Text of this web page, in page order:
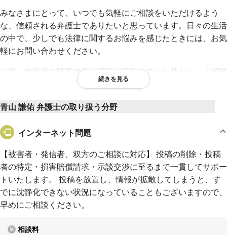
みなさまにとって、いつでも気軽にご相談をいただけるよう
な、信頼される弁護士でありたいと思っています。日々の生活
の中で、少しでも法律に関するお悩みを感じたときには、お気
軽にお問い合わせください。
以前、市役所の障害者福祉部門で勤務していた時から、「傾聴
と共感」を第一にお話をうかがうことをモットーとしておりま
との大切さを学びました。ご相談にいらした方のお話を聞くこ
とで、問題の核心を把握し、最適な解決策を見つけるために、
日々努力しています。
みなさまのお役に立てるよう、常に成長し続けることを心掛け
ています。法律の知識を深めるだけでなく、倫理的な観点から
も常に自己研鑽を重ねています。信頼と責任をもって、一つ一
ます。
続きを見る
青山 謙佑 弁護士の取り扱う分野
インターネット問題
【被害者・発信者、双方のご相談に対応】 投稿の削除・投稿
者の特定・損害賠償請求・示談交渉に至るまで一貫してサポー
トいたします。 投稿を放置し、情報が拡散してしまうと、す
でに沈静化できない状況になっていることもございますので、
早めにご相談ください。
相談料